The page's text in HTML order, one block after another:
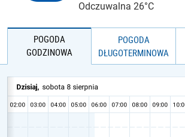
Odczuwalna 26°C
POGODA
GODZINOWA
POGODA
DŁUGOTERMINOWA